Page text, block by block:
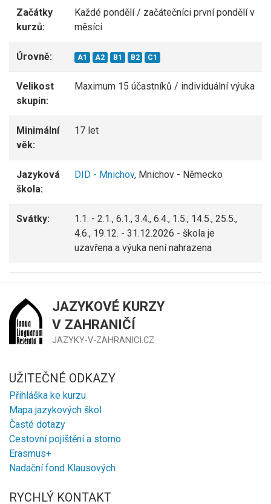
Začátky
kurzů:
Každé pondělí / začátečníci první pondělí v
měsíci
Úrovně: A1 A2 B1 B2 C1
Velikost
skupin:
Maximum 15 účastníků / individuální výuka
Minimální
věk:
17 let
Jazyková
škola:
DID - Mnichov, Mnichov - Německo
Svátky:
1.1. - 2.1., 6.1., 3.4., 6.4., 1.5., 14.5., 25.5.,
4.6., 19.12. - 31.12.2026 - škola je
uzavřena a výuka není nahrazena
JAZYKOVÉ KURZY
V ZAHRANIČÍ
JAZYKY-V-ZAHRANICI.CZ
UŽITEČNÉ ODKAZY
Přihláška ke kurzu
Mapa jazykových škol
Časté dotazy
Cestovní pojištění a storno
Erasmus+
Nadační fond Klausových
RYCHLÝ KONTAKT